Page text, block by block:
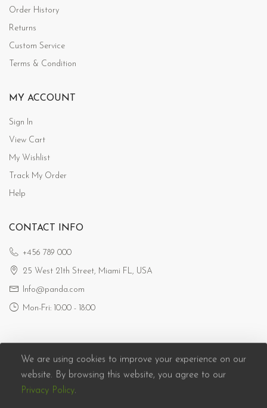
Order History
Returns
Custom Service
Terms & Condition
MY ACCOUNT
Sign In
View Cart
My Wishlist
Track My Order
Help
CONTACT INFO
+456 789 000
25 West 21th Street, Miami FL, USA
Info@panda.com
Mon-Fri: 10:00 - 18:00
Panda eCommerce © 2026. All Rights Reserved
We are using cookies to improve your experience on our
website. By browsing this website, you agree to our
Privacy Policy.